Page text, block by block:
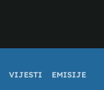
VIJESTI EMISIJE